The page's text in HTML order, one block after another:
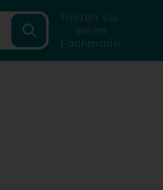
Finden Sie
einen
Fachmann